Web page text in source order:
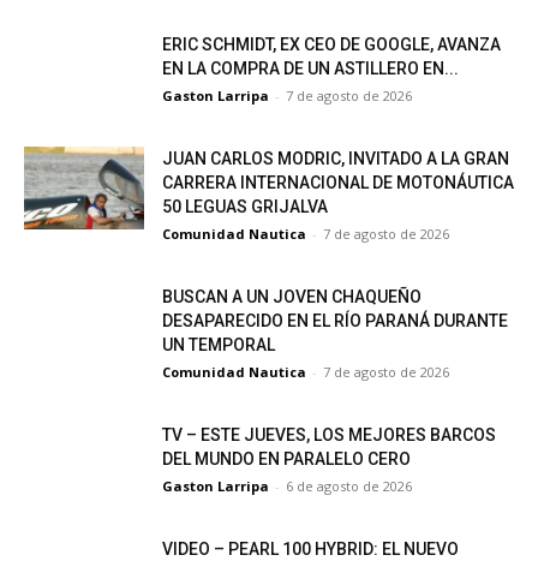
ERIC SCHMIDT, EX CEO DE GOOGLE, AVANZA
EN LA COMPRA DE UN ASTILLERO EN...
Gaston Larripa - 7 de agosto de 2026
JUAN CARLOS MODRIC, INVITADO A LA GRAN
CARRERA INTERNACIONAL DE MOTONÁUTICA
50 LEGUAS GRIJALVA
Comunidad Nautica - 7 de agosto de 2026
BUSCAN A UN JOVEN CHAQUEÑO
DESAPARECIDO EN EL RÍO PARANÁ DURANTE
UN TEMPORAL
Comunidad Nautica - 7 de agosto de 2026
TV – ESTE JUEVES, LOS MEJORES BARCOS
DEL MUNDO EN PARALELO CERO
Gaston Larripa - 6 de agosto de 2026
VIDEO – PEARL 100 HYBRID: EL NUEVO